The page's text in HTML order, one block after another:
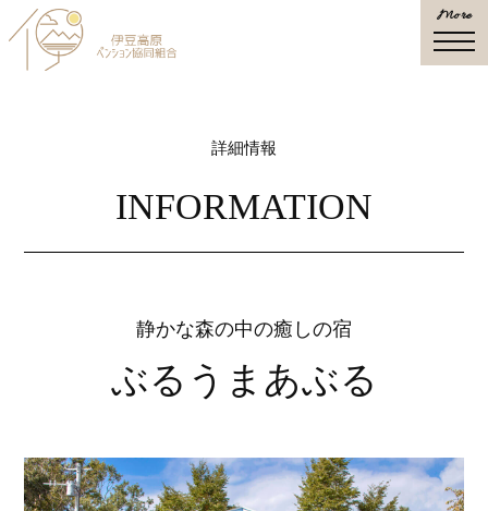
More
詳細情報
INFORMATION
静かな森の中の癒しの宿
ぶるうまあぶる